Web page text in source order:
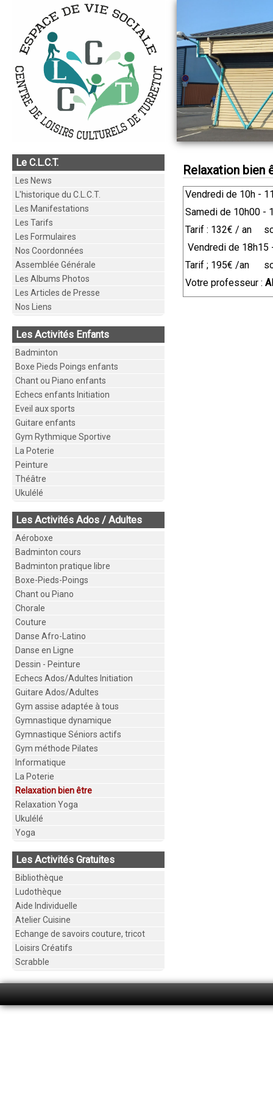
Le C.L.C.T.
Les News
L'historique du C.L.C.T.
Les Manifestations
Les Tarifs
Les Formulaires
Nos Coordonnées
Assemblée Générale
Les Albums Photos
Les Articles de Presse
Nos Liens
Les Activités Enfants
Badminton
Boxe Pieds Poings enfants
Chant ou Piano enfants
Echecs enfants Initiation
Eveil aux sports
Guitare enfants
Gym Rythmique Sportive
La Poterie
Peinture
Théâtre
Ukulélé
Les Activités Ados / Adultes
Aéroboxe
Badminton cours
Badminton pratique libre
Boxe-Pieds-Poings
Chant ou Piano
Chorale
Couture
Danse Afro-Latino
Danse en Ligne
Dessin - Peinture
Echecs Ados/Adultes Initiation
Guitare Ados/Adultes
Gym assise adaptée à tous
Gymnastique dynamique
Gymnastique Séniors actifs
Gym méthode Pilates
Informatique
La Poterie
Relaxation bien être
Relaxation Yoga
Ukulélé
Yoga
Les Activités Gratuites
Bibliothèque
Ludothèque
Aide Individuelle
Atelier Cuisine
Echange de savoirs couture, tricot
Loisirs Créatifs
Scrabble
Relaxation bien
Vendredi de 10h -
Samedi de 10h00 -
Tarif : 132€ / an
Vendredi de 18h15
Tarif ; 195€ /an
Votre professeur :